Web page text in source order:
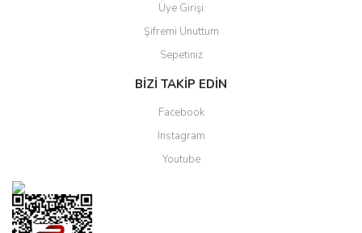
Üye Girişi
Şifremi Unuttum
Sepetiniz
BİZİ TAKİP EDİN
Facebook
Instagram
Youtube